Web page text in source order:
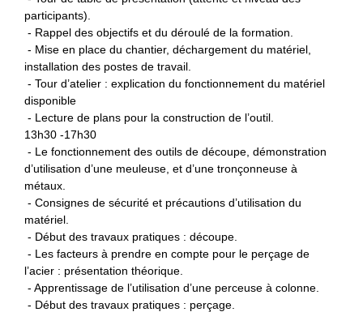
participants).
- Rappel des objectifs et du déroulé de la formation.
- Mise en place du chantier, déchargement du matériel,
installation des postes de travail.
- Tour d’atelier : explication du fonctionnement du matériel
disponible
- Lecture de plans pour la construction de l’outil.
13h30 -17h30
- Le fonctionnement des outils de découpe, démonstration
d’utilisation d’une meuleuse, et d’une tronçonneuse à
métaux.
- Consignes de sécurité et précautions d’utilisation du
matériel.
- Début des travaux pratiques : découpe.
- Les facteurs à prendre en compte pour le perçage de
l’acier : présentation théorique.
- Apprentissage de l’utilisation d’une perceuse à colonne.
- Début des travaux pratiques : perçage.